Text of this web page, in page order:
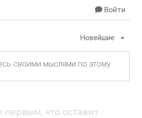
Войти
Новейшие
первым, кто оставит